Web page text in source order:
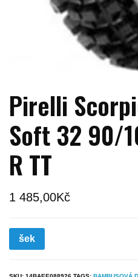
Pirelli
Soft 32 90/
R TT
1 485,00Kč
šek